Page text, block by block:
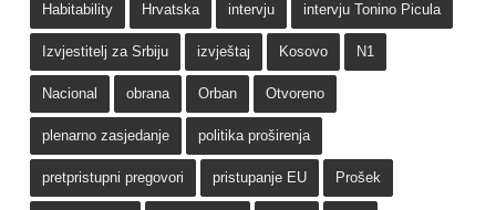
Habitability Hrvatska intervju intervju Tonino Picula
Izvjestitelj za Srbiju izvještaj Kosovo N1
Nacional obrana Orban Otvoreno
plenarno zasjedanje politika proširenja
pretpristupni pregovori pristupanje EU Prošek